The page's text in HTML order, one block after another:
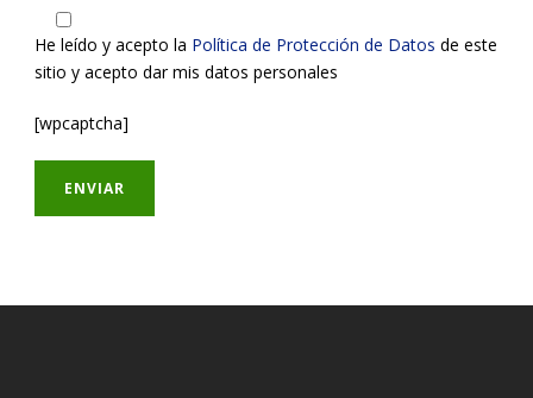
He leído y acepto la Política de Protección de Datos de este
sitio y acepto dar mis datos personales
[wpcaptcha]